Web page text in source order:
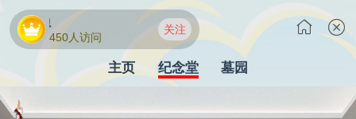
国演员
450人访问
关注
主页 纪念堂 墓园